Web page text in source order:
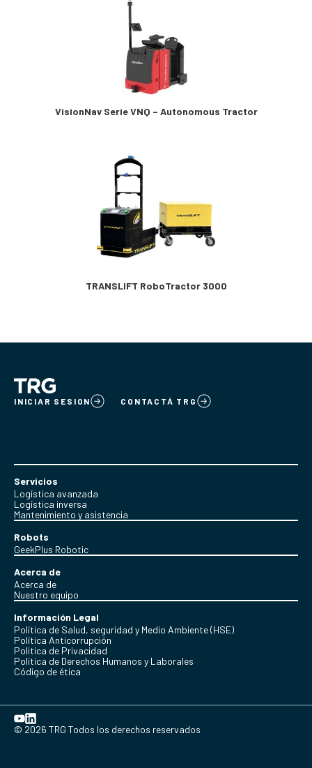
VisionNav Serie VNQ – Autonomous Tractor
TRANSLIFT RoboTractor 3000
INICIAR SESION CONTACTÁ TRG
Servicios
Logística avanzada
Logística inversa
Mantenimiento y asistencia
Robots
GeekPlus Robotic
Acerca de
Acerca de
Nuestro equipo
Información Legal
Política de Salud, seguridad y Medio Ambiente (HSE)
Política Anticorrupción
Politica de Privacidad
Política de Derechos Humanos y Laborales
Código de ética
© 2026 TRG Todos los derechos reservados